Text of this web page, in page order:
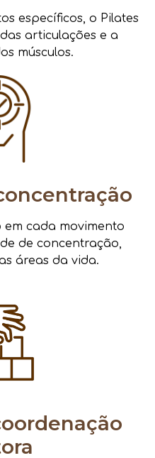
específicos, o Pilates
articulações e a
músculos.
em cada movimento
de concentração,
áreas da vida.